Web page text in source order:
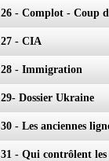
26 - Complot - Coup
27 - CIA
28 - Immigration
29- Dossier Ukraine
30 - Les anciennes
31 - Qui contrôlent